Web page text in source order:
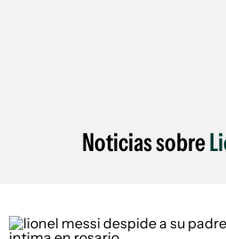
Noticias sobre